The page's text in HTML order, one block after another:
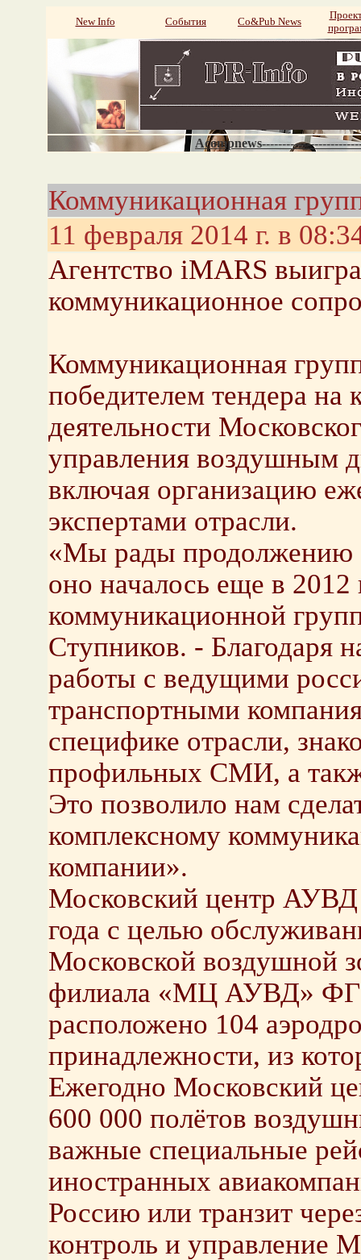
New Info События Со&Pub News
Коммуникационная
11 февраля 2014 г. в
Агентство iMARS
коммуникационное
Коммуникационная
победителем тендера на
деятельности
управления
включая организацию
экспертами отрасли.
«Мы рады продолжению
оно началось еще в 2012
коммуникационной
Ступников. - Благодаря
работы с ведущими
транспортными
специфике отрасли,
профильных СМИ, а
Это позволило нам
комплексному
компании».
Московский центр АУВД
года с целью
Московской воздушной
филиала «МЦ АУВД»
расположено 104
принадлежности, из
Ежегодно Московский
600 000 полётов
важные специальные
иностранных
Россию или транзит
контроль и управление